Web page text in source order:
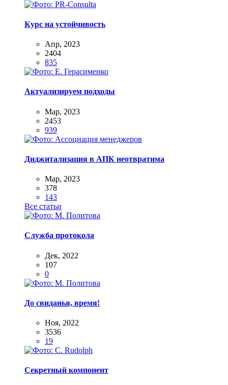
Курс на устойчивость
Апр, 2023
2404
835
Актуализируем подходы
Мар, 2023
2453
939
Диджитализация в АПК неотвратима
Мар, 2023
378
143
Все статьи
Служба протокола
Дек, 2022
107
0
До свиданья, время!
Ноя, 2022
3536
19
Секретный компонент